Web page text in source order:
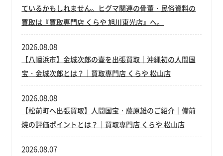
ているかもしれません。ヒグマ関連の骨董・民俗資料の
買取は『買取専門店 くらや 旭川東光店』へ。
【八幡浜市】金城次郎の壷を出張買取｜沖縄初の人間国
宝・金城次郎とは？｜買取専門店 くらや 松山店
2026.08.08
【松前町へ出張買取】人間国宝・藤原雄のご紹介｜備前
焼の評価ポイントとは？｜買取専門店 くらや 松山店
2026.08.08
2026.08.07